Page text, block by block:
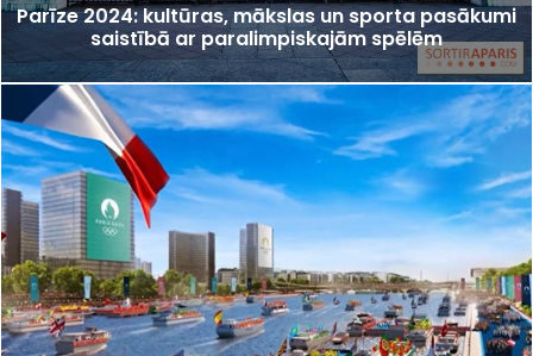
Parīze 2024: kultūras, mākslas un sporta pasākumi
saistībā ar paralimpiskajām spēlēm